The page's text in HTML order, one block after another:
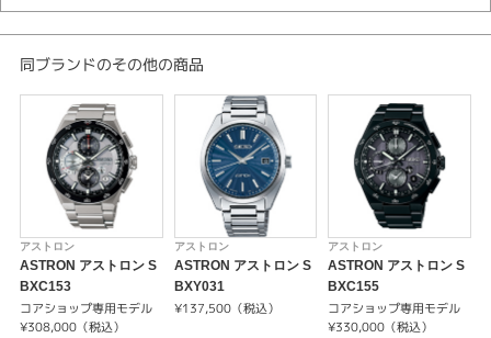
10気圧防水
メンズウォッチ
金属ベルト
メンズ 腕時計
アストロン
性別
メンズ
腕時計
ASTRON
紹介文
同ブランドのその他の商品
アストロン
ASTRON アストロン S
BXC153
コアショップ専用モデル
¥308,000（税込）
アストロン
ASTRON アストロン S
BXY031
¥137,500（税込）
アストロン
ASTRON アストロン S
BXC155
コアショップ専用モデル
¥330,000（税込）